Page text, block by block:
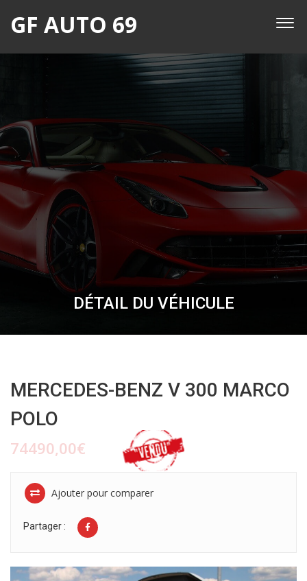
GF AUTO 69
DÉTAIL DU VÉHICULE
MERCEDES-BENZ V 300 MARCO
POLO
74490,00€
Ajouter pour comparer
Partager :